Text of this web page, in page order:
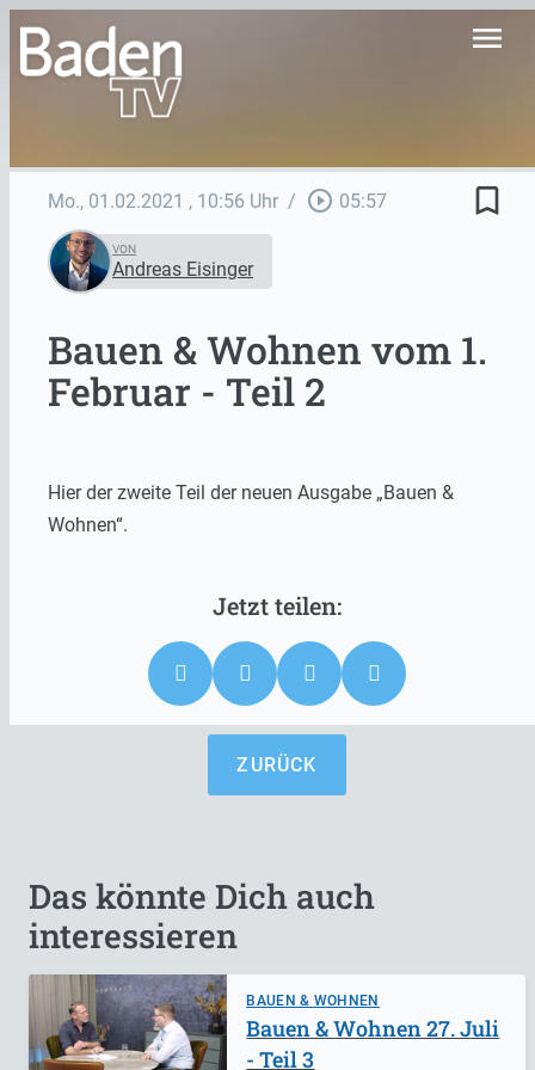
menu
Mo., 01.02.2021 , 10:56 Uhr / play_circle_outline 05:57 bookmark_border
VON
Andreas Eisinger
Bauen & Wohnen vom 1.
Februar - Teil 2
Hier der zweite Teil der neuen Ausgabe „Bauen &
Wohnen“.
ZURÜCK
Das könnte Dich auch
interessieren
BAUEN & WOHNEN
Bauen & Wohnen 27. Juli
- Teil 3